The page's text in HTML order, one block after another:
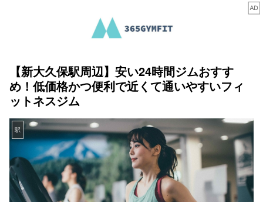
【新大久保駅周辺】安い24時間ジムおすす
め！低価格かつ便利で近くて通いやすいフィ
ットネスジム
駅